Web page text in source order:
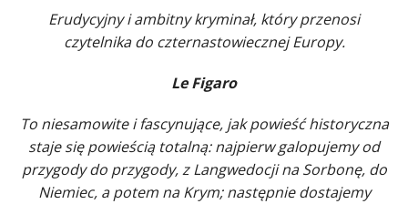
Erudycyjny i ambitny kryminał, który przenosi
czytelnika do czternastowiecznej Europy.
Le Figaro
To niesamowite i fascynujące, jak powieść historyczna
staje się powieścią totalną: najpierw galopujemy od
przygody do przygody, z Langwedocji na Sorbonę, do
Niemiec, a potem na Krym; następnie dostajemy